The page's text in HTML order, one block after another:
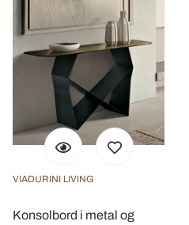
VIADURINI LIVING
Konsolbord i metal og